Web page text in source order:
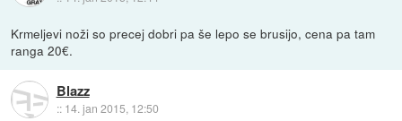
Krmeljevi noži so precej dobri pa še lepo se brusijo, cena pa tam
ranga 20€.
Blazz
:: 14. jan 2015, 12:50